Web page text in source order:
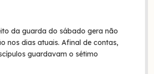
da guarda do sábado gera não
nos dias atuais. Afinal de contas,
guardavam o sétimo